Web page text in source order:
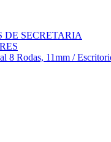
DE SECRETARIA
8 Rodas, 11mm /